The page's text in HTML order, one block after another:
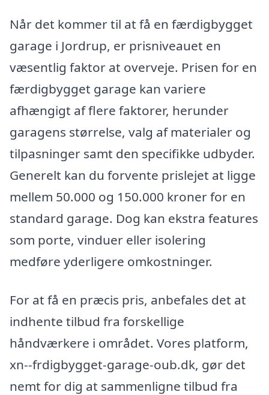
Når det kommer til at få en færdigbygget
garage i Jordrup, er prisniveauet en
væsentlig faktor at overveje. Prisen for en
færdigbygget garage kan variere
afhængigt af flere faktorer, herunder
garagens størrelse, valg af materialer og
tilpasninger samt den specifikke udbyder.
Generelt kan du forvente prislejet at ligge
mellem 50.000 og 150.000 kroner for en
standard garage. Dog kan ekstra features
som porte, vinduer eller isolering
medføre yderligere omkostninger.
For at få en præcis pris, anbefales det at
indhente tilbud fra forskellige
håndværkere i området. Vores platform,
xn--frdigbygget-garage-oub.dk, gør det
nemt for dig at sammenligne tilbud fra